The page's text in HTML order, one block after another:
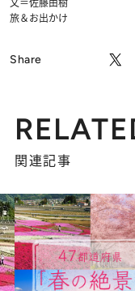
文＝佐藤由樹
旅＆お出かけ
Share
関連記事